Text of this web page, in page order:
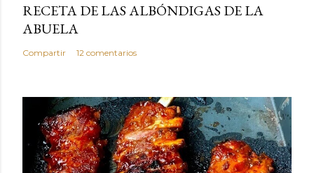
RECETA DE LAS ALBÓNDIGAS DE LA
ABUELA
Compartir 12 comentarios